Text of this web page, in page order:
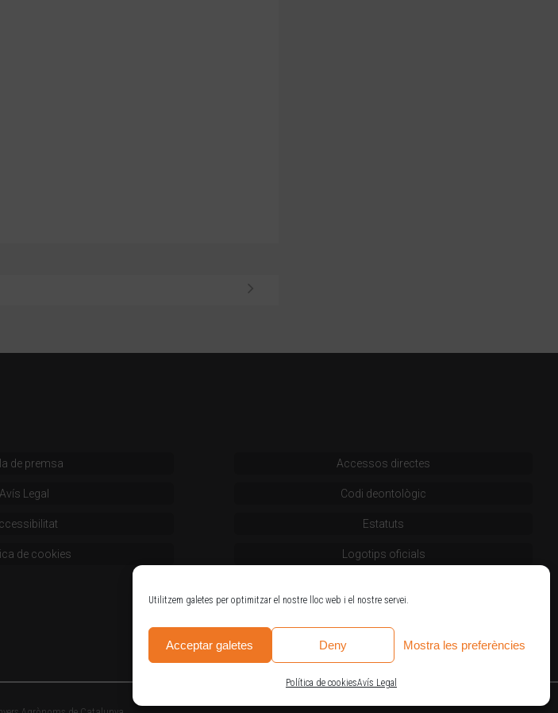
Utilitzem galetes per optimitzar el nostre lloc web i el nostre servei.
Acceptar galetes Deny Mostra les preferències
Política de cookiesAvís Legal
de premsa
Avís Legal
de cookies
Accessos directes
Codi deontològic
Estatuts
Logotips oficials